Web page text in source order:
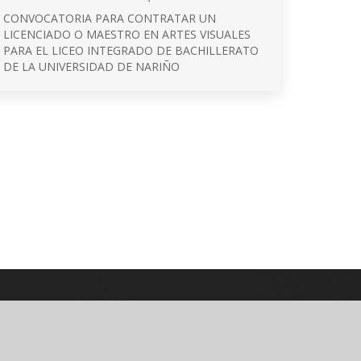
CONVOCATORIA PARA CONTRATAR UN
LICENCIADO O MAESTRO EN ARTES VISUALES
PARA EL LICEO INTEGRADO DE BACHILLERATO
DE LA UNIVERSIDAD DE NARIÑO